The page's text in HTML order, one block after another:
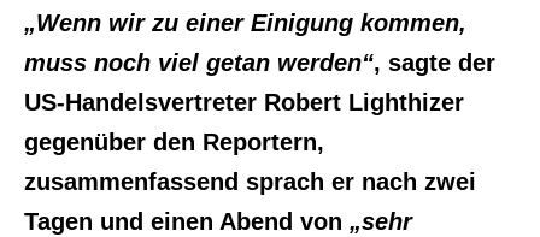
„Wenn wir zu einer Einigung kommen,
muss noch viel getan werden“, sagte der
US-Handelsvertreter Robert Lighthizer
gegenüber den Reportern,
zusammenfassend sprach er nach zwei
Tagen und einen Abend von „sehr